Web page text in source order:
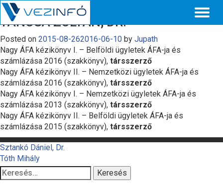
TANCSA ZOLTÁN, DR.
Posted on 2015-08-262016-06-10 by Jupath
Nagy ÁFA kézikönyv I. – Belföldi ügyletek ÁFA-ja és
számlázása 2016 (szakkönyv), társszerző
Nagy ÁFA kézikönyv II. – Nemzetközi ügyletek ÁFA-ja és
számlázása 2016 (szakkönyv), társszerző
Nagy ÁFA kézikönyv I. – Nemzetközi ügyletek ÁFA-ja és
számlázása 2013 (szakkönyv), társszerző
Nagy ÁFA kézikönyv II. – Belföldi ügyletek ÁFA-ja és
számlázása 2015 (szakkönyv), társszerző
BEJEGYZÉS
NAVIGÁCIÓ
Sztankó Dániel, Dr.
Tóth Mihály
Keresés: